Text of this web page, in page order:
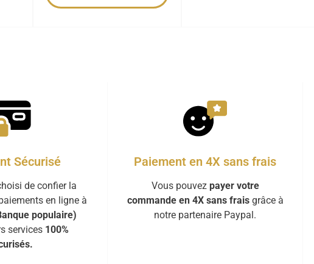
Sécurisé
de confier la
en ligne à
populaire)
services 100%
Paiement en 4X sans frais
Vous pouvez payer votre
commande en 4X sans fraisgrâce à
notre partenaire Paypal.